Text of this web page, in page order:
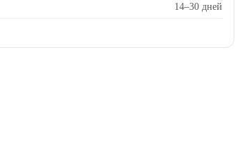
14–30 дней